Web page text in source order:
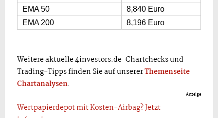
EMA 50
8,840 Euro
EMA 200
8,196 Euro
Weitere aktuelle 4investors.de-Chartchecks und
Trading-Tipps finden Sie auf unsererThemenseite
Chartanalysen.
Anzeige
Wertpapierdepot mit Kosten-Airbag? Jetzt